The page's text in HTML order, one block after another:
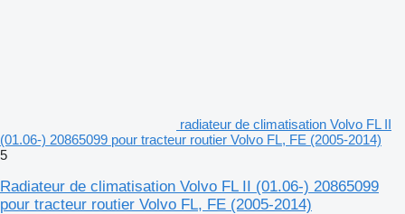
radiateur de climatisation Volvo FL II
(01.06-) 20865099 pour tracteur routier Volvo FL, FE (2005-2014)
5
Radiateur de climatisation Volvo FL II (01.06-) 20865099
pour tracteur routier Volvo FL, FE (2005-2014)